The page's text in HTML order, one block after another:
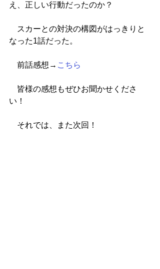
え、正しい行動だったのか？
スカーとの対決の構図がはっきりと
なった1話だった。
前話感想→ こちら
皆様の感想もぜひお聞かせくださ
い！
それでは、また次回！